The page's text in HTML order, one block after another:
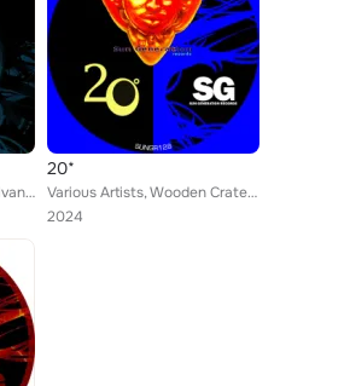
Various Artists, Lorenzo Silvano, Lorenzo P, Jo Gala, Joy Kitikonti, FJG, Alen Sforzina, Leonardo Zucchitta, Miki the Dolphin, A...
20*
Various Artists, Wooden Crate, Simone Barbieri Viale, Angelo Bass, Jerome Pacman, Arnaud Le Texier, Dedo ID, Fabio Kinky, Discjo...
2024